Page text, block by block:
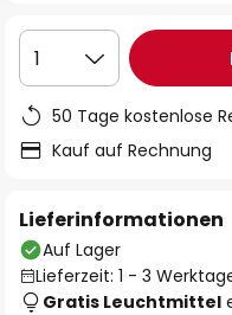
1
50 Tage kostenlose
Kauf auf Rechnung
Lieferinformationen
Auf Lager
Lieferzeit: 1 - 3
Gratis Leuchtmittel